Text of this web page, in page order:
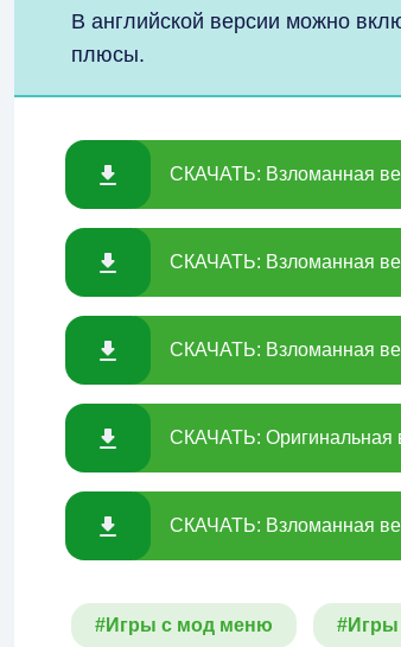
В английской версии можно
плюсы.
СКАЧАТЬ: Взломанная
СКАЧАТЬ: Взломанная
СКАЧАТЬ: Взломанная
СКАЧАТЬ: Оригинальная
СКАЧАТЬ: Взломанная
#Игры с мод меню #Игры